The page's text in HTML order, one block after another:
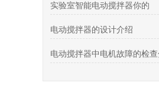
实验室智能电动搅拌器你的
电动搅拌器的设计介绍